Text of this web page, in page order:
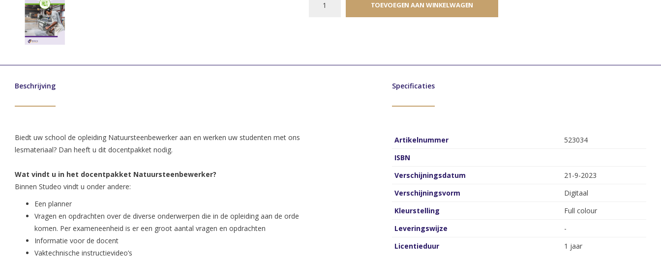
TOEVOEGEN AAN WINKELWAGEN
Beschrijving Specificaties
Biedt uw school de opleiding Natuursteenbewerker aan en werken uw studenten met ons
lesmateriaal? Dan heeft u dit docentpakket nodig.
Wat vindt u in het docentpakket Natuursteenbewerker?
Binnen Studeo vindt u onder andere:
Een planner
Vragen en opdrachten over de diverse onderwerpen die in de opleiding aan de orde
komen. Per exameneenheid is er een groot aantal vragen en opdrachten
Informatie voor de docent
Vaktechnische instructievideo’s
Artikelnummer
523034
ISBN
Verschijningsdatum
21-9-2023
Verschijningsvorm
Digitaal
Kleurstelling
Full colour
Leveringswijze
-
Licentieduur
1 jaar